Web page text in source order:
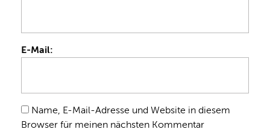
E-Mail:
Name, E-Mail-Adresse und Website in diesem
Browser für meinen nächsten Kommentar